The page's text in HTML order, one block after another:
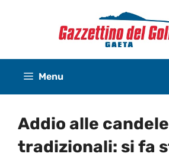
Menu
Addio alle candele
tradizionali: si fa